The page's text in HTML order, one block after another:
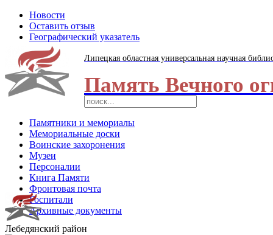
Новости
Оставить отзыв
Географический указатель
Липецкая областная универсальная научная
Память Вечного
Памятники и мемориалы
Мемориальные доски
Воинские захоронения
Музеи
Персоналии
Книга Памяти
Фронтовая почта
Госпитали
Архивные документы
Лебедянский район